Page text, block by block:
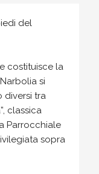
del
costituisce la
si
diversi tra
classica
Parrocchiale
sopra